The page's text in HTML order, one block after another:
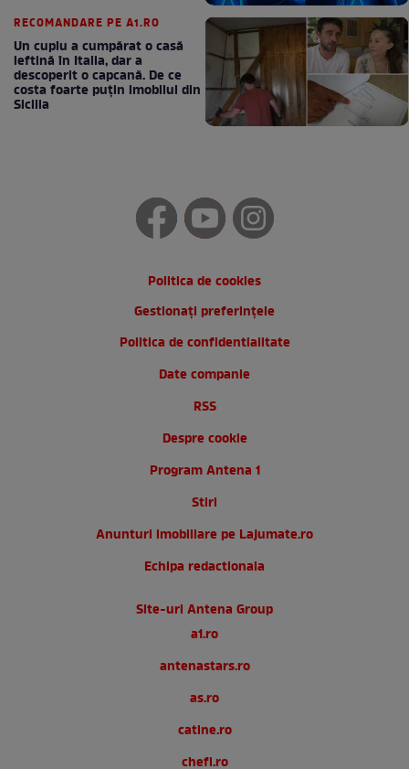
RECOMANDARE PE A1.RO
Un cuplu a cumpărat o casă
ieftină în Italia, dar a
descoperit o capcană. De ce
costa foarte puțin imobilul din
Sicilia
Politica de cookies
Gestionați preferințele
Politica de confidentialitate
Date companie
RSS
Despre cookie
Program Antena 1
Stiri
Anunturi imobiliare pe Lajumate.ro
Echipa redactionala
Site-uri Antena Group
a1.ro
antenastars.ro
as.ro
catine.ro
chefi.ro